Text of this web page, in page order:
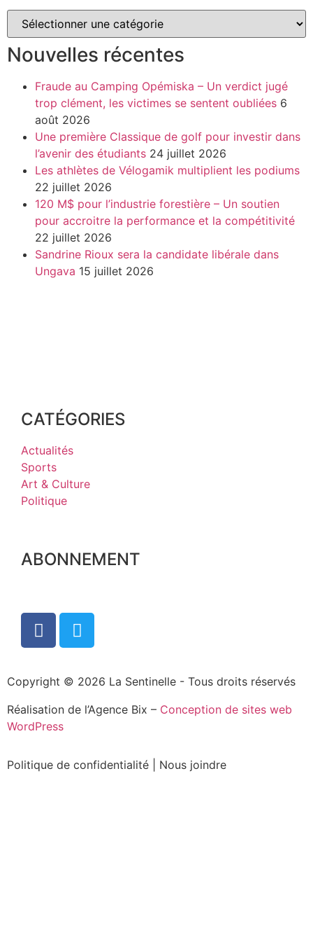
Nouvelles récentes
Fraude au Camping Opémiska – Un verdict jugé
trop clément, les victimes se sentent oubliées 6
août 2026
Une première Classique de golf pour investir dans
l’avenir des étudiants 24 juillet 2026
Les athlètes de Vélogamik multiplient les podiums
22 juillet 2026
120 M$ pour l’industrie forestière – Un soutien
pour accroitre la performance et la compétitivité
22 juillet 2026
Sandrine Rioux sera la candidate libérale dans
Ungava 15 juillet 2026
CATÉGORIES
Actualités
Sports
Art & Culture
Politique
ABONNEMENT
Copyright © 2026 La Sentinelle - Tous droits réservés
Réalisation de l’Agence Bix – Conception de sites web
WordPress
Politique de confidentialité Nous joindre